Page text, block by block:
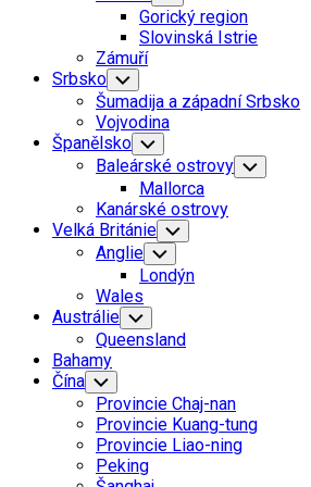
Child
Menu
Gorický region
Slovinská Istrie
Zámuří
Srbsko Toggle
Child
Menu
Šumadija a západní Srbsko
Vojvodina
Španělsko Toggle
Child
Menu
Baleárské ostrovy Toggle
Child
Mallorca
Kanárské ostrovy
Velká Británie Toggle
Child
Menu
Anglie Toggle
Child
Menu
Londýn
Wales
Austrálie Toggle
Child
Menu
Queensland
Bahamy
Čína Toggle
Child
Menu
Provincie Chaj-nan
Provincie Kuang-tung
Provincie Liao-ning
Peking